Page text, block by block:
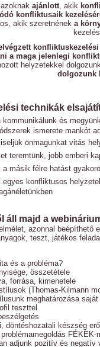
ajánlott, akik
konfliktusaik
akik szeretnének a
a maga jelenlegi
helyzetekkel
dolgozunk
technikák
kommunikálunk és
ismerete mankót
önmagunkat vitás
teremtünk, jobb emberi
másik félre hatást
egyes konfliktusos
áll majd a
azonnal beépíthető
teszt, játékos
és a probléma?
összetétele
forrása, kimenetele
(Thomas-Kilmann
meghatározásasaját
teszttel
döntéshozatali készség
FÉKEK-
adjunk pozitív és negatív